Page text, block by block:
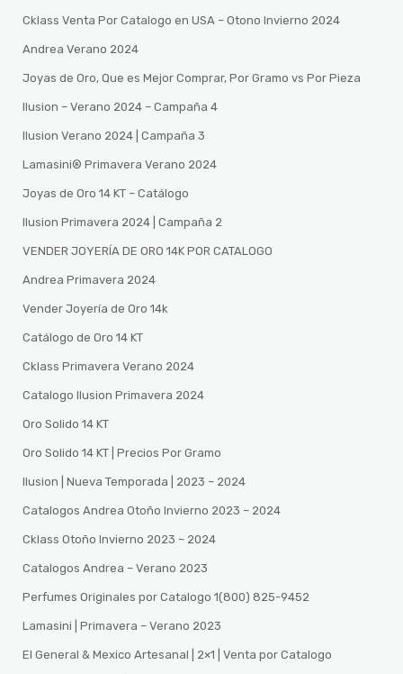
Cklass Venta Por Catalogo en USA – Otono Invierno 2024
Andrea Verano 2024
Joyas de Oro, Que es Mejor Comprar, Por Gramo vs Por Pieza
Ilusion – Verano 2024 – Campaña 4
Ilusion Verano 2024 | Campaña 3
Lamasini®️ Primavera Verano 2024
Joyas de Oro 14 KT – Catálogo
Ilusion Primavera 2024 | Campaña 2
VENDER JOYERÍA DE ORO 14K POR CATALOGO
Andrea Primavera 2024
Vender Joyería de Oro 14k
Catálogo de Oro 14 KT
Cklass Primavera Verano 2024
Catalogo Ilusion Primavera 2024
Oro Solido 14 KT
Oro Solido 14 KT | Precios Por Gramo
Ilusion | Nueva Temporada | 2023 – 2024
Catalogos Andrea Otoño Invierno 2023 – 2024
Cklass Otoño Invierno 2023 – 2024
Catalogos Andrea – Verano 2023
Perfumes Originales por Catalogo 1(800) 825-9452
Lamasini | Primavera – Verano 2023
El General & Mexico Artesanal | 2×1 | Venta por Catalogo